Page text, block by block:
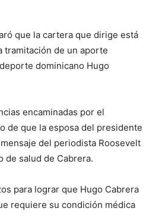
que la cartera que dirige está
tramitación de un aporte
dominicano Hugo
encaminadas por el
de que la esposa del presidente
del periodista Roosevelt
de salud de Cabrera.
para lograr que Hugo Cabrera
requiere su condición médica